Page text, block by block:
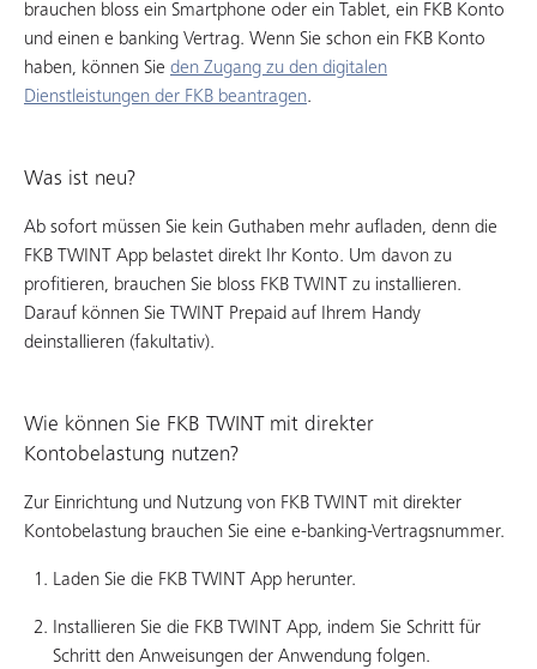
brauchen bloss ein Smartphone oder ein Tablet, ein FKB Konto
und einen e banking Vertrag. Wenn Sie schon ein FKB Konto
haben, können Sie den Zugang zu den digitalen
Dienstleistungen der FKB beantragen.
Was ist neu?
Ab sofort müssen Sie kein Guthaben mehr aufladen, denn die
FKB TWINT App belastet direkt Ihr Konto. Um davon zu
profitieren, brauchen Sie bloss FKB TWINT zu installieren.
Darauf können Sie TWINT Prepaid auf Ihrem Handy
deinstallieren (fakultativ).
Wie können Sie FKB TWINT mit direkter
Kontobelastung nutzen?
Zur Einrichtung und Nutzung von FKB TWINT mit direkter
Kontobelastung brauchen Sie eine e-banking-Vertragsnummer.
Laden Sie die FKB TWINT App herunter.
Installieren Sie die FKB TWINT App, indem Sie Schritt für
Schritt den Anweisungen der Anwendung folgen.